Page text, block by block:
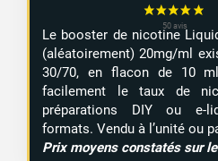
Le booster de nicotine
(aléatoirement) 20mg/ml
30/70, en flacon de 10
facilement le taux de
préparations DIY ou e-
formats. Vendu à l’unité ou
Prix moyens constatés sur